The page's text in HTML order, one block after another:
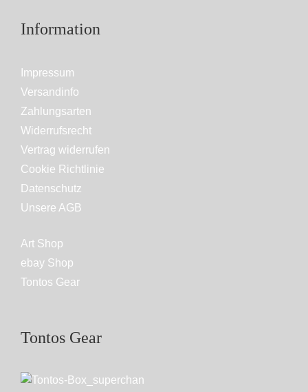
Information
Impressum
Versandinfo
Zahlungsarten
Widerrufsrecht
Vertrag widerrufen
Cookie Richtlinie
Datenschutz
Unsere AGB
Art Shop
ebay Shop
Tontos Gear
Tontos Gear